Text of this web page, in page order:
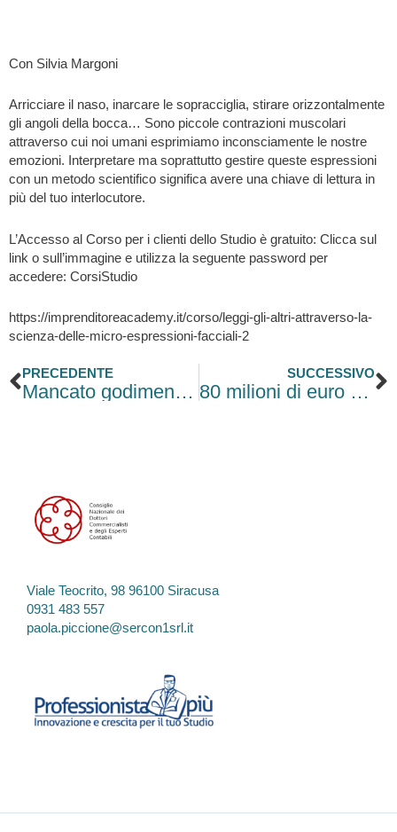
Con Silvia Margoni
Arricciare il naso, inarcare le sopracciglia, stirare orizzontalmente
gli angoli della bocca… Sono piccole contrazioni muscolari
attraverso cui noi umani esprimiamo inconsciamente le nostre
emozioni. Interpretare ma soprattutto gestire queste espressioni
con un metodo scientifico significa avere una chiave di lettura in
più del tuo interlocutore.
L’Accesso al Corso per i clienti dello Studio è gratuito: Clicca sul
link o sull’immagine e utilizza la seguente password per
accedere: CorsiStudio
https://imprenditoreacademy.it/corso/leggi-gli-altri-attraverso-la-
scienza-delle-micro-espressioni-facciali-2
Precedente
PRECEDENTE
Mancato godimento delle pause lavorative ed onere della prova in capo al datore di lavoro
SUCCESSIVO
80 milioni di euro per agevolare gli aumenti di capitale delle micro, piccole e medie imprese
Viale Teocrito, 98 96100 Siracusa
0931 483 557
paola.piccione@sercon1srl.it